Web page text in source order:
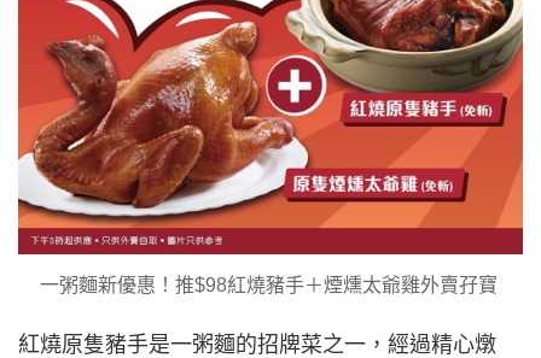
一粥麵新優惠！推$98紅燒豬手＋煙燻太爺雞外賣孖寶
紅燒原隻豬手是一粥麵的招牌菜之一，經過精心燉